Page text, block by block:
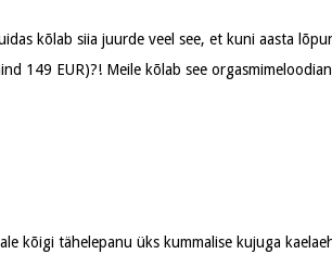
kõlab siia juurde veel see, et kuni aasta
149 EUR)?! Meile kõlab see
kõigi tähelepanu üks kummalise kujuga